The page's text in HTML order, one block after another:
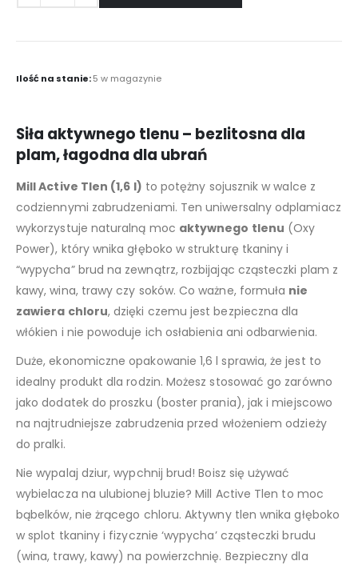
Ilość na stanie:5 w magazynie
Siła aktywnego tlenu – bezlitosna dla
plam, łagodna dla ubrań
Mill Active Tlen (1,6 l) to potężny sojusznik w walce z
codziennymi zabrudzeniami. Ten uniwersalny odplamiacz
wykorzystuje naturalną moc aktywnego tlenu (Oxy
Power), który wnika głęboko w strukturę tkaniny i
“wypycha” brud na zewnątrz, rozbijając cząsteczki plam z
kawy, wina, trawy czy soków. Co ważne, formuła nie
zawiera chloru, dzięki czemu jest bezpieczna dla
włókien i nie powoduje ich osłabienia ani odbarwienia.
Duże, ekonomiczne opakowanie 1,6 l sprawia, że jest to
idealny produkt dla rodzin. Możesz stosować go zarówno
jako dodatek do proszku (boster prania), jak i miejscowo
na najtrudniejsze zabrudzenia przed włożeniem odzieży
do pralki.
Nie wypalaj dziur, wypchnij brud! Boisz się używać
wybielacza na ulubionej bluzie? Mill Active Tlen to moc
bąbelków, nie żrącego chloru. Aktywny tlen wnika głęboko
w splot tkaniny i fizycznie ‘wypycha’ cząsteczki brudu
(wina, trawy, kawy) na powierzchnię. Bezpieczny dla